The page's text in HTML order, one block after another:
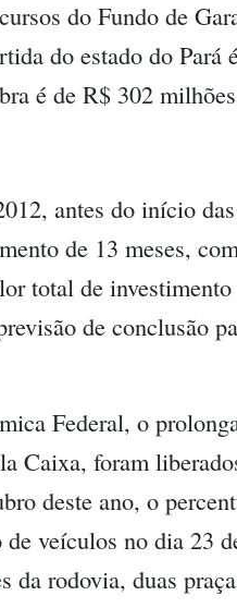
do Fundo de
do estado do Pará
é de R$ 302
antes do início
de 13 meses,
total de
de conclusão
Federal, o
Caixa, foram
deste ano, o
veículos no dia 23
da rodovia, duas